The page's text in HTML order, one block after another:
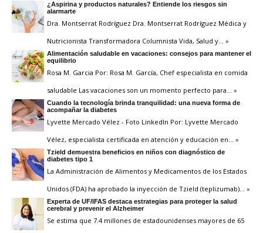
¿Aspirina y productos naturales? Entiende los riesgos sin
alarmarte
Dra. Montserrat Rodríguez Dra. Montserrat Rodríguez Médica y
Nutricionista Transformadora Columnista Vida, Salud y… »
Alimentación saludable en vacaciones: consejos para mantener el
equilibrio
Rosa M. Garcia Por: Rosa M. García, Chef especialista en comida
saludable Las vacaciones son un momento perfecto para… »
Cuando la tecnología brinda tranquilidad: una nueva forma de
acompañar la diabetes
Lyvette Mercado Vélez - Foto LinkedIn Por: Lyvette Mercado
Vélez, especialista certificada en atención y educación en… »
Tzield demuestra beneficios en niños con diagnóstico de
diabetes tipo 1
La Administración de Alimentos y Medicamentos de los Estados
Unidos (FDA) ha aprobado la inyección de Tzield (teplizumab)… »
Experta de UF/IFAS destaca estrategias para proteger la salud
cerebral y prevenir el Alzheimer
Se estima que 7.4 millones de estadounidenses mayores de 65